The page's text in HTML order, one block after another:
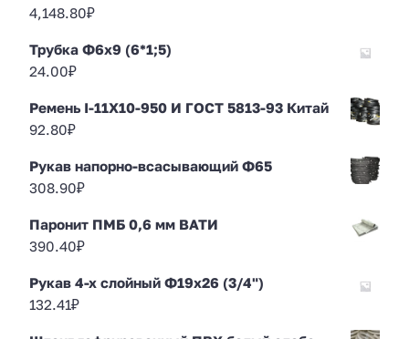
4,148.80₽
Трубка Ф6х9 (6*1;5)
24.00₽
Ремень I-11Х10-950 И ГОСТ 5813-93 Китай
92.80₽
Рукав напорно-всасывающий Ф65
308.90₽
Паронит ПМБ 0,6 мм ВАТИ
390.40₽
Рукав 4-х слойный Ф19х26 (3/4")
132.41₽